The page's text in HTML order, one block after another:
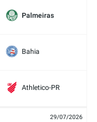
Palmeiras
Bahia
Athletico-PR
29/07/2026